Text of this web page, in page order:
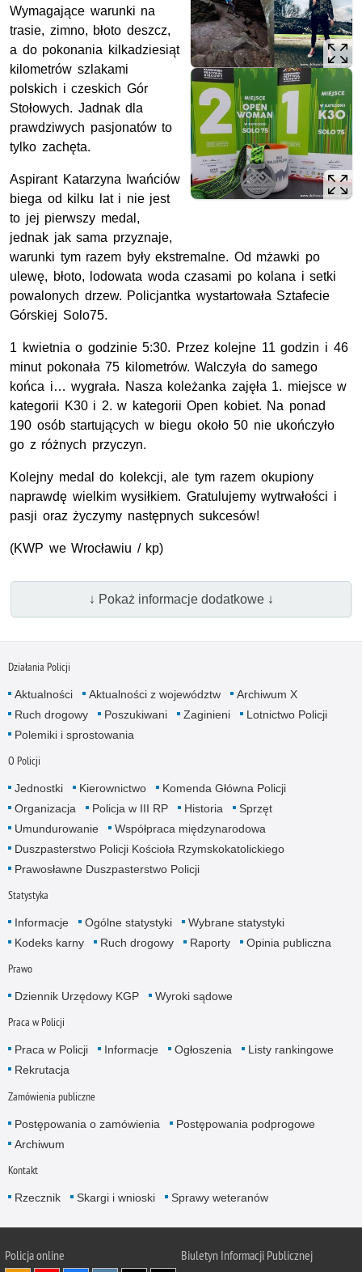
Wymagające warunki na
trasie, zimno, błoto deszcz,
a do pokonania kilkadziesiąt
kilometrów szlakami
polskich i czeskich Gór
Stołowych. Jadnak dla
prawdziwych pasjonatów to
tylko zachęta.
Aspirant Katarzyna Iwańciów
biega od kilku lat i nie jest
to jej pierwszy medal,
jednak jak sama przyznaje,
warunki tym razem były ekstremalne. Od mżawki po
ulewę, błoto, lodowata woda czasami po kolana i setki
powalonych drzew. Policjantka wystartowała Sztafecie
Górskiej Solo75.
1 kwietnia o godzinie 5:30. Przez kolejne 11 godzin i 46
minut pokonała 75 kilometrów. Walczyła do samego
końca i… wygrała. Nasza koleżanka zajęła 1. miejsce w
kategorii K30 i 2. w kategorii Open kobiet. Na ponad
190 osób startujących w biegu około 50 nie ukończyło
go z różnych przyczyn.
Kolejny medal do kolekcji, ale tym razem okupiony
naprawdę wielkim wysiłkiem. Gratulujemy wytrwałości i
pasji oraz życzymy następnych sukcesów!
(KWP we Wrocławiu / kp)
↓ Pokaż informacje dodatkowe ↓
Działania Policji
Aktualności Aktualności z województw
Archiwum X
Ruch drogowy
Poszukiwani Zaginieni
Lotnictwo Policji
Polemiki i sprostowania
O Policji
Jednostki Kierownictwo
Komenda Główna Policji
Organizacja
Policja w III RP Historia
Sprzęt
Umundurowanie
Współpraca międzynarodowa
Duszpasterstwo Policji Kościoła Rzymskokatolickiego
Prawosławne Duszpasterstwo Policji
Statystyka
Informacje Ogólne statystyki
Wybrane statystyki
Kodeks karny
Ruch drogowy Raporty Opinia publiczna
Prawo
Dziennik Urzędowy KGP Wyroki sądowe
Praca w Policji
Praca w Policji Informacje Ogłoszenia
Listy rankingowe
Rekrutacja
Zamówienia publiczne
Postępowania o zamówienia
Postępowania podprogowe
Archiwum
Kontakt
Rzecznik Skargi i wnioski Sprawy weteranów
Policjaonline Biuletyn Informacji Publicznej